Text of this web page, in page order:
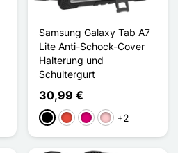
Samsung Galaxy Tab A7
Lite Anti-Schock-Cover
Halterung und
Schultergurt
30,99 €
Schwarz
Rot Magenta
Pink+2